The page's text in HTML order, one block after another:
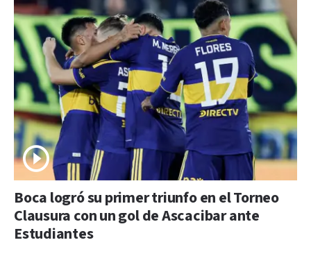
Boca logró su primer triunfo en el Torneo
Clausura con un gol de Ascacibar ante
Estudiantes